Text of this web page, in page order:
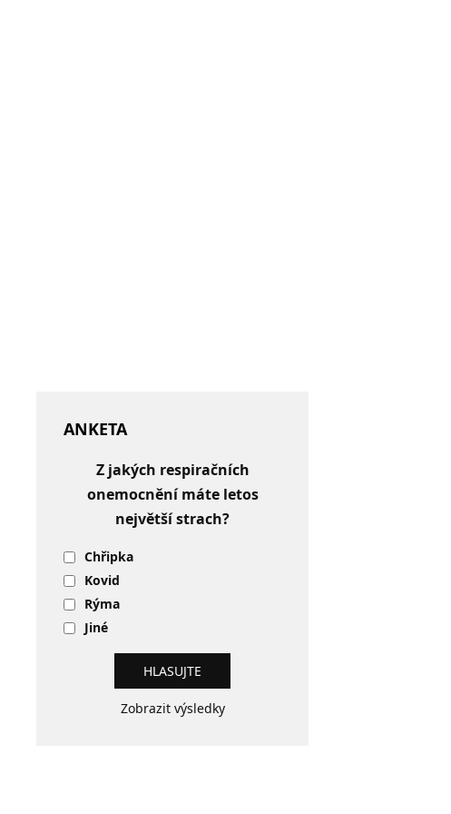
ANKETA
Z jakých respiračních
onemocnění máte letos
největší strach?
Chřipka
Kovid
Rýma
Jiné
Zobrazit výsledky